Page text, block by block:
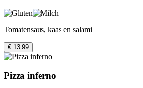
Tomatensaus, kaas en salami
€ 13.99
Pizza inferno